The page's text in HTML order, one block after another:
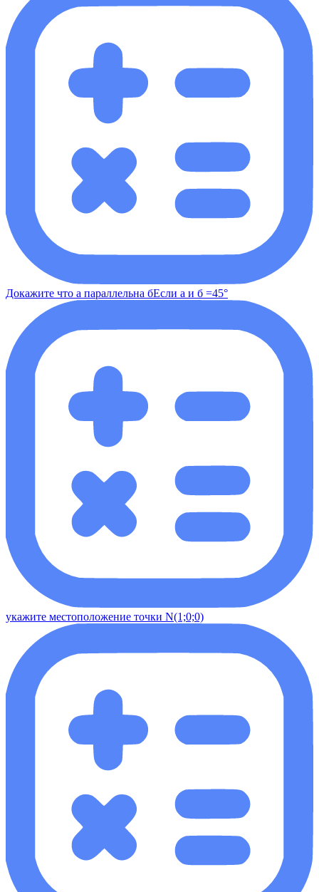
Докажите что а параллельна бЕсли а и б =45°
укажите местоположение точки N(1;0;0)